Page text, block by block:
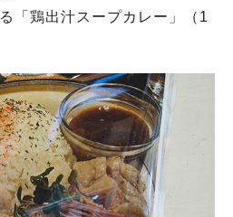
「鶏出汁スープカレー」（1
のキーワード
う#ランチ#カフェ#まとめ
阪学院大 商品開発プロジェクト